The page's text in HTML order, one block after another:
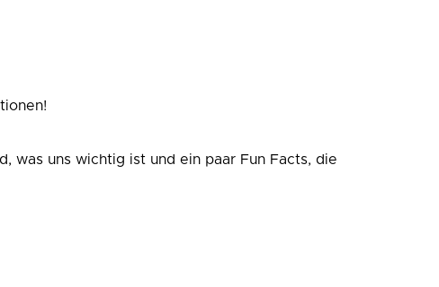
was uns wichtig ist und ein paar Fun Facts, die